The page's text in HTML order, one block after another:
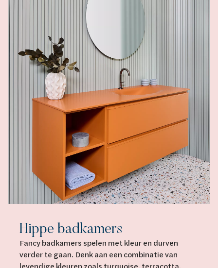
Hippe badkamers
Fancy badkamers spelen met kleur en durven
verder te gaan. Denk aan een combinatie van
levendige kleuren zoals turquoise, terracotta,